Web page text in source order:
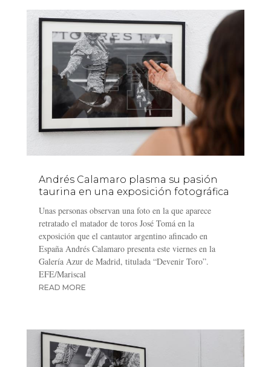
Andrés Calamaro plasma su pasión
taurina en una exposición fotográfica
Unas personas observan una foto en la que aparece
retratado el matador de toros José Tomá en la
exposición que el cantautor argentino afincado en
España Andrés Calamaro presenta este viernes en la
Galería Azur de Madrid, titulada “Devenir Toro”.
EFE/Mariscal
READ MORE